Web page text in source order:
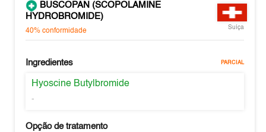
BUSCOPAN (SCOPOLAMINE
HYDROBROMIDE)
40%conformidade Suíça
Ingredientes PARCIAL
Hyoscine Butylbromide
-
Opção de tratamento